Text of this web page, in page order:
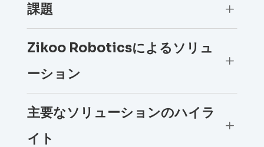
課題 L
Zikoo Roboticsによるソリュ
ーション
L
主要なソリューションのハイラ
イト
L